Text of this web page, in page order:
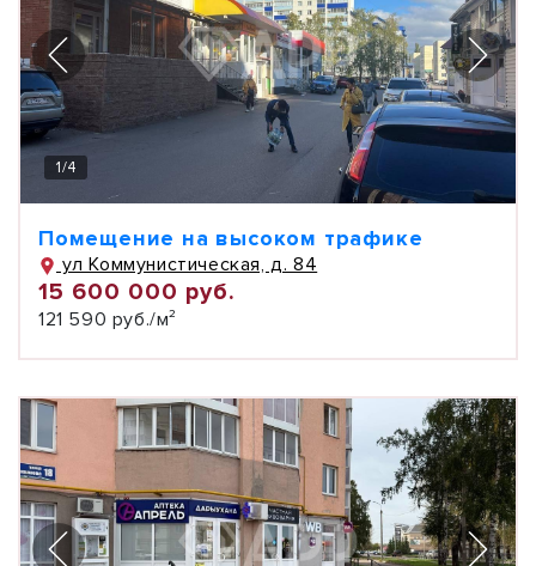
1/4
Помещение на высоком трафике
ул Коммунистическая, д. 84
15 600 000 руб.
121 590 руб./м²